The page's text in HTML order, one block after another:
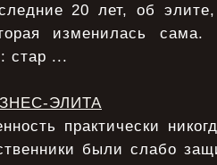
20 лет, об
изменилась
стар ...
ЭЛИТА
практически
были слабо